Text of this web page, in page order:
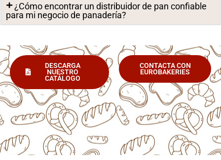
¿Cómo encontrar un distribuidor de pan confiable
para mi negocio de panadería?
DESCARGA
NUESTRO
CATÁLOGO
CONTACTA CON
EUROBAKERIES